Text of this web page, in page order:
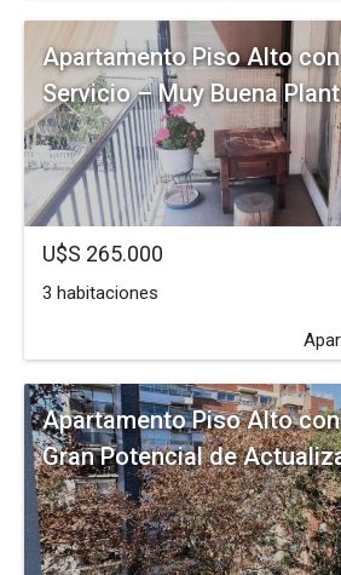
Apartamento Piso Alto
Servicio – Muy Buena
U$S 265.000
3 habitaciones
Apartamento Piso Alto
Gran Potencial de